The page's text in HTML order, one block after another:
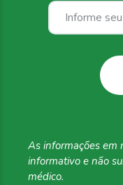
As informações em
informativo e não
médico.